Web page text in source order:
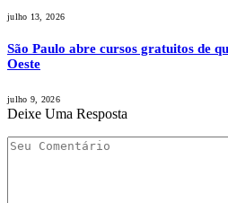
julho 13, 2026
São Paulo abre cursos gratuitos de
Oeste
julho 9, 2026
Deixe Uma Resposta